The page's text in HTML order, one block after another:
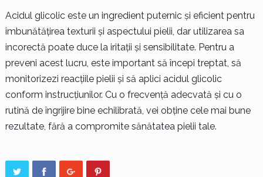
Acidul glicolic este un ingredient puternic și eficient pentru
îmbunătățirea texturii și aspectului pielii, dar utilizarea sa
incorectă poate duce la iritații și sensibilitate. Pentru a
preveni acest lucru, este important să începi treptat, să
monitorizezi reacțiile pielii și să aplici acidul glicolic
conform instrucțiunilor. Cu o frecvență adecvată și cu o
rutină de îngrijire bine echilibrată, vei obține cele mai bune
rezultate, fără a compromite sănătatea pielii tale.